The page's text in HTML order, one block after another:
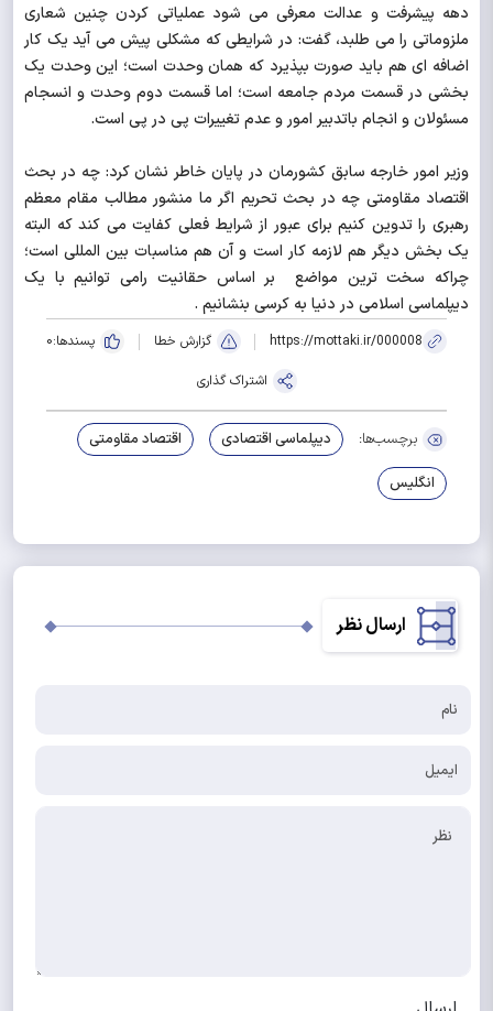
دهه پیشرفت و عدالت معرفی می شود عملیاتی کردن چنین شعاری
ملزوماتی را می طلبد، گفت: در شرایطی که مشکلی پیش می آید یک کار
اضافه ای هم باید صورت بپذیرد که همان وحدت است؛ این وحدت یک
بخشی در قسمت مردم جامعه است؛ اما قسمت دوم وحدت و انسجام
مسئولان و انجام باتدبیر امور و عدم تغییرات پی در پی است.
وزیر امور خارجه سابق کشورمان در پایان خاطر نشان کرد: چه در بحث
اقتصاد مقاومتی چه در بحث تحریم اگر ما منشور مطالب مقام معظم
رهبری را تدوین کنیم برای عبور از شرایط فعلی کفایت می کند که البته
یک بخش دیگر هم لازمه کار است و آن هم مناسبات بین المللی است؛
چراکه سخت ترین مواضع بر اساس حقانیت رامی توانیم با یک
دیپلماسی اسلامی در دنیا به کرسی بنشانیم .
https://mottaki.ir/000008 گزارش خطا پسندها:0
اشتراک گذاری
برچسب‌ها: دیپلماسی اقتصادی
اقتصاد مقاومتی
انگلیس
ارسال نظر